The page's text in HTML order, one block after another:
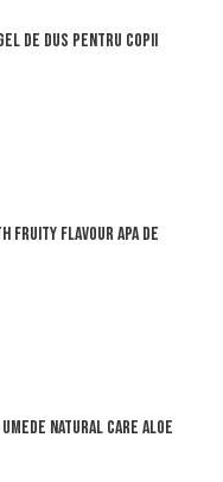
de dus pentru copii
fruity flavour apa de
Natural Care Aloe